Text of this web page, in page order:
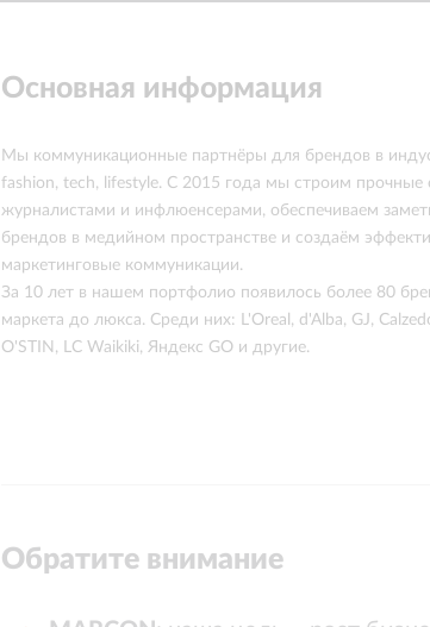
Основная информация
Мы коммуникационные партнёры для брендов в
fashion, tech, lifestyle. С 2015 года мы строим прочные
журналистами и инфлюенсерами, обеспечиваем
брендов в медийном пространстве и создаём
маркетинговые коммуникации.
За 10 лет в нашем портфолио появилось более 80
маркета до люкса. Среди них: L'Oreal, d'Alba, GJ,
O'STIN, LC Waikiki, Яндекс GO и другие.
Обратите внимание